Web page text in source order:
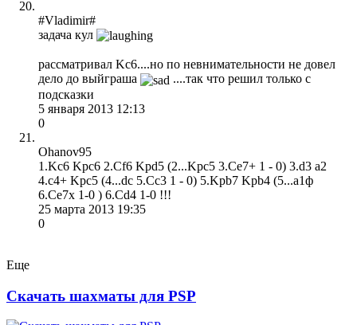
#Vladimir#
задача кул
рассматривал Kc6....но по невнимательности не довел
дело до выйграша
....так что решил только с
подсказки
5 января 2013 12:13
0
Ohanov95
1.Kc6 Kpc6 2.Cf6 Kpd5 (2...Kpc5 3.Ce7+ 1 - 0) 3.d3 a2
4.c4+ Kpc5 (4...dc 5.Cc3 1 - 0) 5.Kpb7 Kpb4 (5...a1ф
6.Ce7x 1-0 ) 6.Cd4 1-0 !!!
25 марта 2013 19:35
0
Еще
Скачать шахматы для PSP